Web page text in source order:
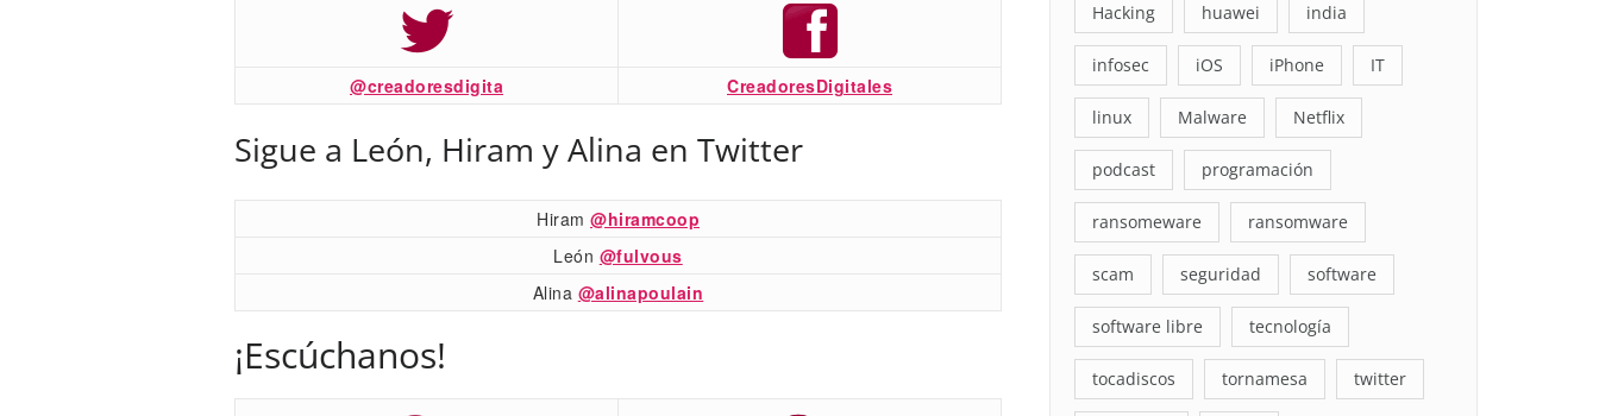
@creadoresdigita CreadoresDigitales
Sigue a León, Hiram y Alina en Twitter
Hiram @hiramcoop
León @fulvous
Alina @alinapoulain
¡Escúchanos!
Hacking huawei india
infosec iOS iPhone IT
linux Malware Netflix
podcast programación
ransomeware ransomware
scam seguridad software
software libre tecnología
tocadiscos tornamesa twitter